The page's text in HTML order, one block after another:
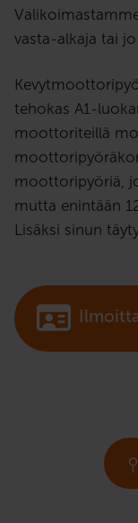
vasta-alkaja tai
tehokas A1-
moottoriteillä
moottoripyöriä,
mutta enintään
Lisäksi sinun